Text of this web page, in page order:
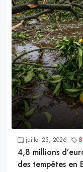
juillet 23, 2026
4,8 millions
des tempêtes en